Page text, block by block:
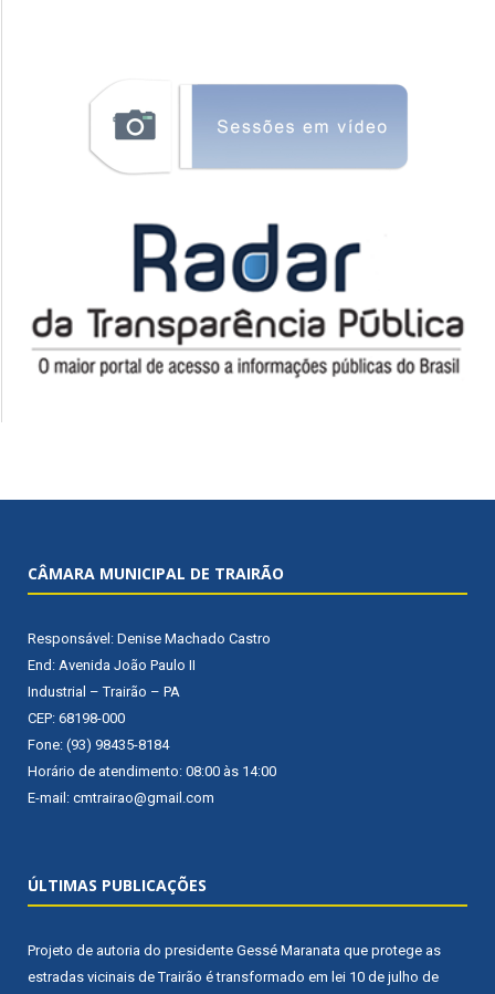
CÂMARA MUNICIPAL DE TRAIRÃO
Responsável: Denise Machado Castro
End: Avenida João Paulo II
Industrial – Trairão – PA
CEP: 68198-000
Fone: (93) 98435-8184
Horário de atendimento: 08:00 às 14:00
E-mail: cmtrairao@gmail.com
ÚLTIMAS PUBLICAÇÕES
Projeto de autoria do presidente Gessé Maranata que protege as
estradas vicinais de Trairão é transformado em lei 10 de julho de